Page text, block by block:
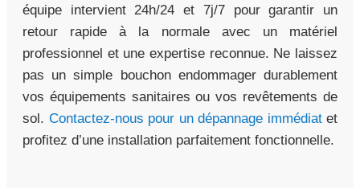
équipe intervient 24h/24 et 7j/7 pour garantir un
retour rapide à la normale avec un matériel
professionnel et une expertise reconnue. Ne laissez
pas un simple bouchon endommager durablement
vos équipements sanitaires ou vos revêtements de
sol. Contactez-nous pour un dépannage immédiatet
profitez d’une installation parfaitement fonctionnelle.